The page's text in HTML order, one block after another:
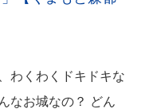
わくわくドキドキな
なお城なの？ どん